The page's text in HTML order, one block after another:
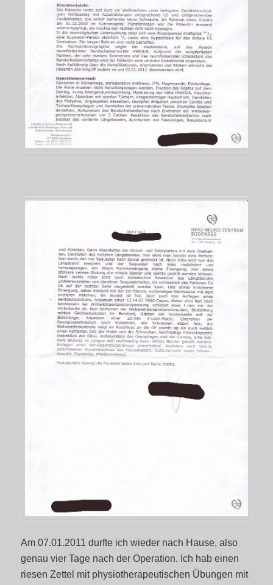
Am 07.01.2011 durfte ich wieder nach Hause, also
genau vier Tage nach der Operation. Ich hab einen
riesen Zettel mit physiotherapeutischen Übungen mit